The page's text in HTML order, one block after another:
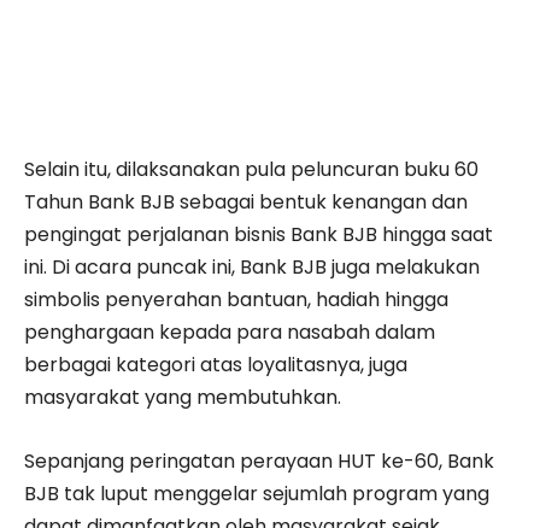
Selain itu, dilaksanakan pula peluncuran buku 60
Tahun Bank BJB sebagai bentuk kenangan dan
pengingat perjalanan bisnis Bank BJB hingga saat
ini. Di acara puncak ini, Bank BJB juga melakukan
simbolis penyerahan bantuan, hadiah hingga
penghargaan kepada para nasabah dalam
berbagai kategori atas loyalitasnya, juga
masyarakat yang membutuhkan.
Sepanjang peringatan perayaan HUT ke-60, Bank
BJB tak luput menggelar sejumlah program yang